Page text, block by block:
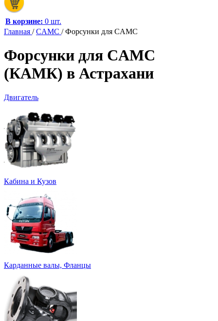
В корзине: 0 шт.
Главная /CAMC /Форсунки для CAMC
Форсунки для CAMC
(КАМК) в Астрахани
Двигатель
Кабина и Кузов
Карданные валы, Фланцы